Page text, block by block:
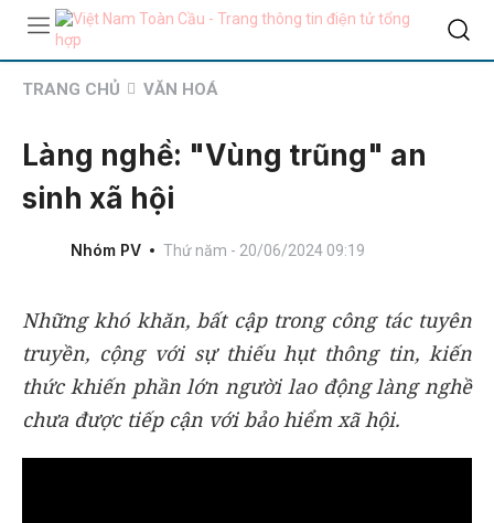
TRANG CHỦ VĂN HOÁ
Làng nghề: "Vùng trũng" an
sinh xã hội
Nhóm PV Thứ năm - 20/06/2024 09:19
Những khó khăn, bất cập trong công tác tuyên
truyền, cộng với sự thiếu hụt thông tin, kiến
thức khiến phần lớn người lao động làng nghề
chưa được tiếp cận với bảo hiểm xã hội.